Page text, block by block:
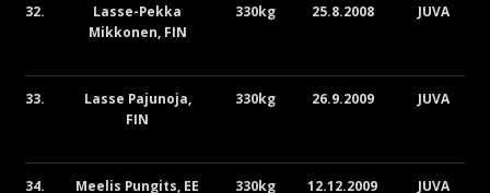
32.
Lasse-Pekka
Mikkonen, FIN
330kg 25.8.2008 JUVA
33.
Lasse Pajunoja,
FIN
330kg 26.9.2009 JUVA
34. Meelis Pungits, EE 330kg 12.12.2009 JUVA